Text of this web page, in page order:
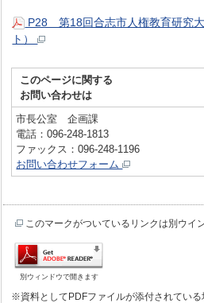
P28 第18回合志市人権教育研究
ト）
このページに関する
お問い合わせは
市長公室 企画課
電話：096-248-1813
ファックス：096-248-1196
お問い合わせフォーム
このマークがついているリンクは別ウイ
別ウィンドウで開きます
※資料としてPDFファイルが添付されてい